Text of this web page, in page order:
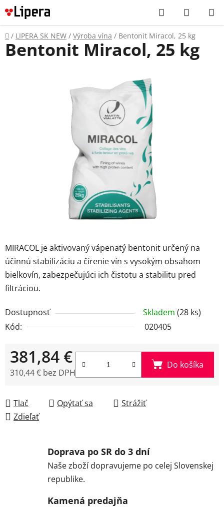
Prejsť
na
obsah
Hľadať
KOŠÍK
Domov
/ LIPERA SK NEW / Výroba vína / Bentonit Miracol, 25 kg
MIRACOL je aktivovaný vápenatý bentonit určený na
účinnú stabilizáciu a čírenie vín s vysokým obsahom
bielkovín, zabezpečujúci ich čistotu a stabilitu pred
filtráciou.
Dostupnosť Skladem (28 ks)
Kód:
020405
381,84 €
310,44 € bez DPH
Do košíka
Tlač Opýtať sa
Strážiť
Zdieľať
Bentonit Miracol, 25 kg
Doprava po SR do 3 dní
Naše zboží dopravujeme po celej Slovenskej
republike.
Kamená predajňa